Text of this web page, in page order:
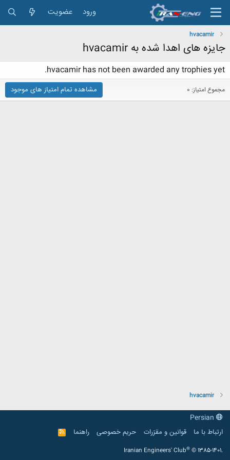
ورود عضویت
hvacamir
جایزه های اهدا شده به hvacamir
hvacamir has not been awarded any trophies yet.
مجموع امتیاز: 0 مشاهده تمام امتیاز های موجود
hvacamir
ارتباط با ما
قوانین و مقرّرات حریم خصوصی راهنما
R
S
Iranian Engineers' Club® © 1385-1401.